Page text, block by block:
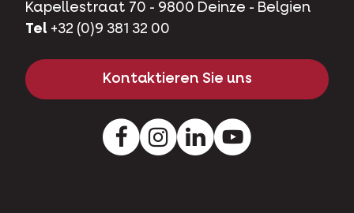
Kapellestraat 70 - 9800 Deinze - Belgien
Tel +32 (0)9 381 32 00
Kontaktieren Sie uns
FacebookInstagramLinkedInYoutube